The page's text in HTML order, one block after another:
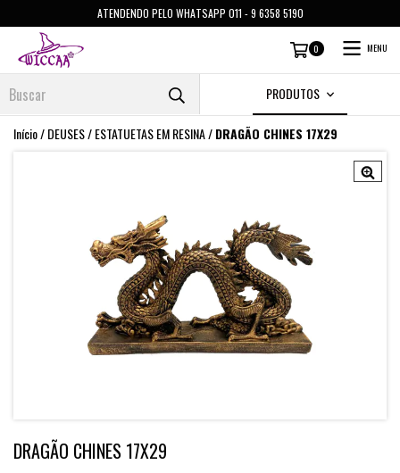
ATENDENDO PELO WHATSAPP 011 - 9 6358 5190
0 MENU
PRODUTOS
Início/DEUSES/ESTATUETAS EM RESINA/DRAGÃO CHINES 17X29
DRAGÃO CHINES 17X29